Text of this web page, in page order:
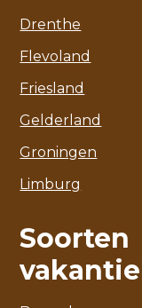
Drenthe
Flevoland
Friesland
Gelderland
Groningen
Limburg
Soorten